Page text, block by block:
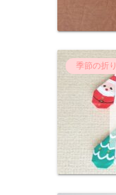
季節の折